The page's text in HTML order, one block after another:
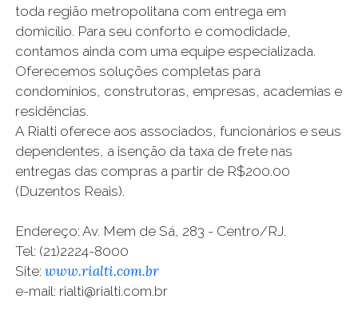
toda região metropolitana com entrega em
domicílio. Para seu conforto e comodidade,
contamos ainda com uma equipe especializada.
Oferecemos soluções completas para
condomínios, construtoras, empresas, academias e
residências.
A Rialti oferece aos associados, funcionários e seus
dependentes, a isenção da taxa de frete nas
entregas das compras a partir de R$200.00
(Duzentos Reais).
Endereço: Av. Mem de Sá, 283 - Centro/RJ.
Tel: (21)2224-8000
Site: www.rialti.com.br
e-mail: rialti@rialti.com.br